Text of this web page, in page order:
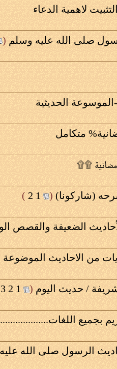
لاهمية الدعاء
صلى الله عليه وسلم (
الحديثية
متكامل
۩۩
(شاركونا) (
1
2
)
الضعيفة والقصص
من الاحاديث الموضوعة
/ حديث اليوم (
1
2
3
بجميع
الرسول صلى الله